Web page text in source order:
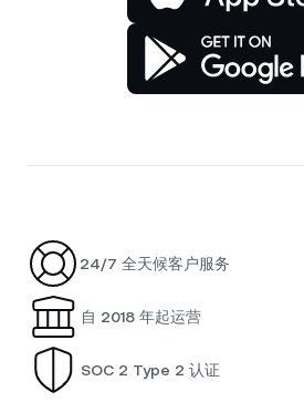
24/7 全天候客户服务
自 2018 年起运营
SOC 2 Type 2 认证